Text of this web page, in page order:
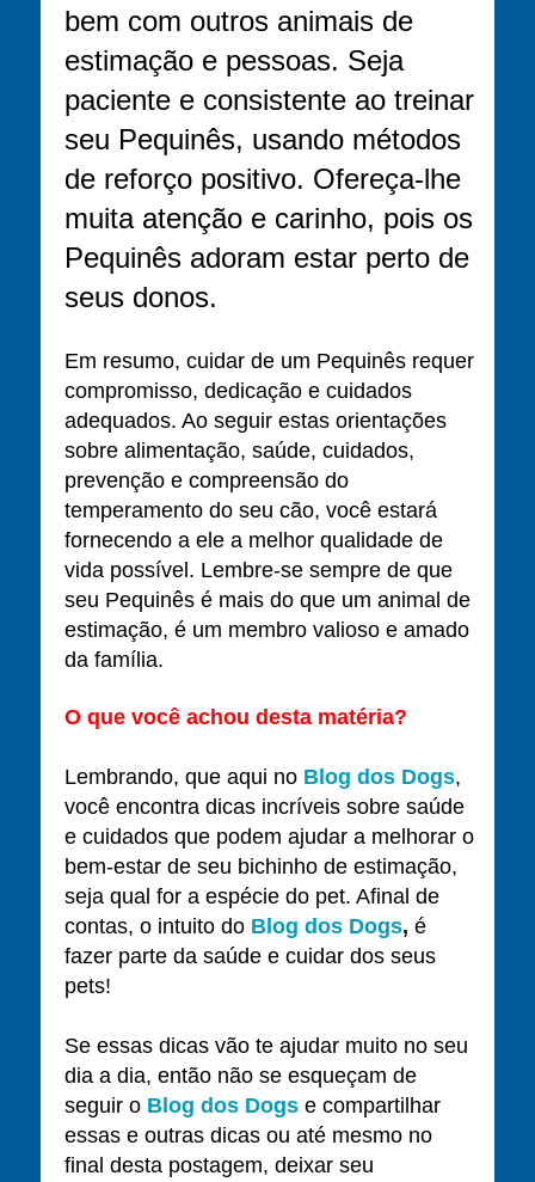
bem com outros animais de
estimação e pessoas. Seja
paciente e consistente ao treinar
seu Pequinês, usando métodos
de reforço positivo. Ofereça-lhe
muita atenção e carinho, pois os
Pequinês adoram estar perto de
seus donos.
Em resumo, cuidar de um Pequinês requer
compromisso, dedicação e cuidados
adequados. Ao seguir estas orientações
sobre alimentação, saúde, cuidados,
prevenção e compreensão do
temperamento do seu cão, você estará
fornecendo a ele a melhor qualidade de
vida possível. Lembre-se sempre de que
seu Pequinês é mais do que um animal de
estimação, é um membro valioso e amado
da família.
O que você achou desta matéria?
Lembrando, que aqui no Blog dos Dogs,
você encontra dicas incríveis sobre saúde
e cuidados que podem ajudar a melhorar o
bem-estar de seu bichinho de estimação,
seja qual for a espécie do pet. Afinal de
contas, o intuito do Blog dos Dogs, é
fazer parte da saúde e cuidar dos seus
pets!
Se essas dicas vão te ajudar muito no seu
dia a dia, então não se esqueçam de
seguir o Blog dos Dogs e compartilhar
essas e outras dicas ou até mesmo no
final desta postagem, deixar seu